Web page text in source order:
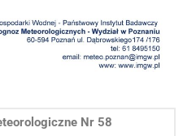
Nr 58